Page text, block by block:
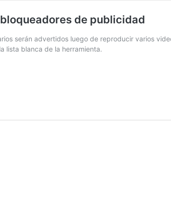
de publicidad
serán advertidos luego de reproducir varios
lista blanca de la herramienta.